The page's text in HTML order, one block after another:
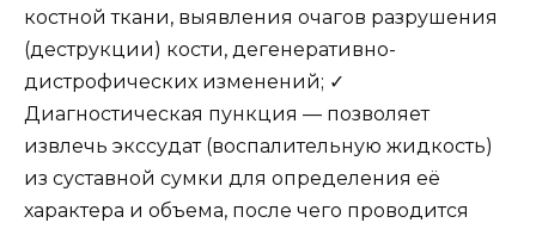
костной ткани, выявления очагов разрушения
(деструкции) кости, дегенеративно-
дистрофических изменений; ✓
Диагностическая пункция — позволяет
извлечь экссудат (воспалительную жидкость)
из суставной сумки для определения её
характера и объема, после чего проводится